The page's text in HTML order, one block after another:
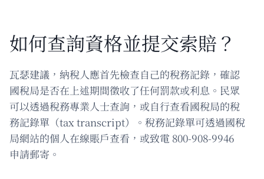
如何查詢資格並提交索賠？
瓦瑟建議，納稅人應首先檢查自己的稅務記錄，確認
國稅局是否在上述期間徵收了任何罰款或利息。民眾
可以透過稅務專業人士查詢，或自行查看國稅局的稅
務記錄單（tax transcript）。稅務記錄單可透過國稅
局網站的個人在線賬戶查看，或致電 800-908-9946
申請郵寄。